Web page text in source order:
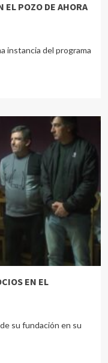
EL POZO DE AHORA
instancia del programa
EN EL
su fundación en su